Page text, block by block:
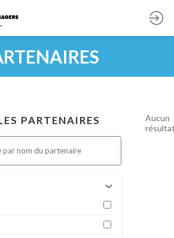
PARTENAIRES
Aucun